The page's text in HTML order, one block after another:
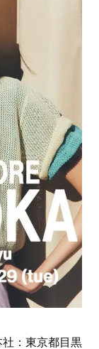
：東京都目黒